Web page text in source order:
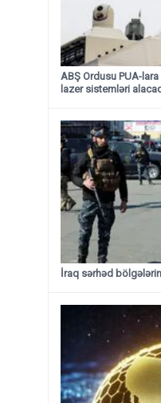
ABŞ Ordusu PUA-
lazer sistemləri
İraq sərhəd